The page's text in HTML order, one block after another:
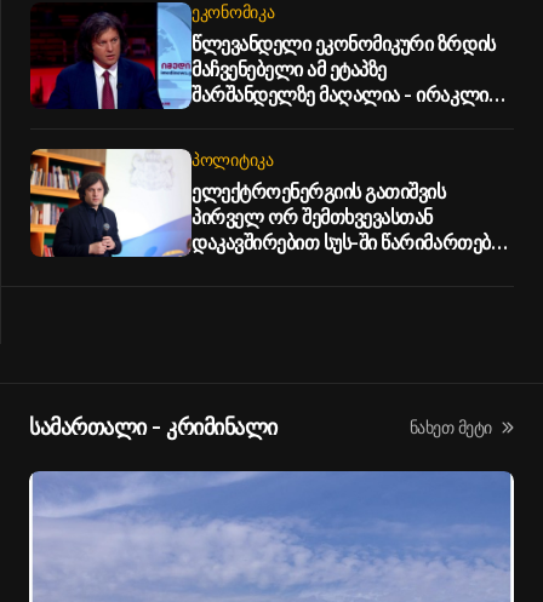
ᲔᲙᲝᲜᲝᲛᲘᲙᲐ
წლევანდელი ეკონომიკური ზრდის
მაჩვენებელი ამ ეტაპზე
შარშანდელზე მაღალია - ირაკლი
ᲞᲝᲚᲘᲢᲘᲙᲐ
ელექტროენერგიის გათიშვის
პირველ ორ შემთხვევასთან
დაკავშირებით სუს-ში წარიმართება
სამართალი - კრიმინალი ნახეთ მეტი